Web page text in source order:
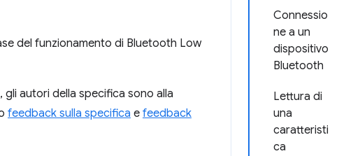
Connessio
ne a un
dispositivo
Bluetooth
Lettura di
una
caratteristi
ca
del funzionamento di Bluetooth Low
autori della specifica sono alla
feedback sulla specifica e feedback